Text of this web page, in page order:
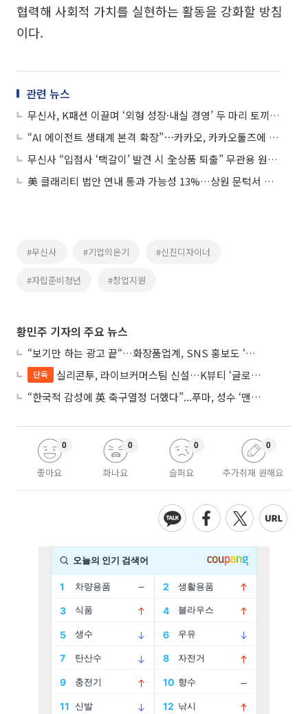
협력해 사회적 가치를 실현하는 활동을 강화할 방침
이다.
관련 뉴스
무신사, K패션 이끌며 ‘외형 성장·내실 경영’ 두 마리 토끼 잡아
“AI 에이전트 생태계 본격 확장”⋯카카오, 카카오툴즈에 올리브영ㆍ무신사 등 추가
무신사 “입점사 ‘택갈이’ 발견 시 全상품 퇴출” 무관용 원칙 발표
美 클래리티 법안 연내 통과 가능성 13%…상원 문턱서 제동
#무신사 #기업의온기 #신진디자이너
#자립준비청년 #창업지원
황민주 기자의 주요 뉴스
“보기만 하는 광고 끝“…화장품업계, SNS 홍보도 ‘참여형 콘텐츠’로 변모
단독
실리콘투, 라이브커머스팀 신설…K뷰티 ‘글로벌 판매망’ 확대 속도
“한국적 감성에 英 축구열정 더했다”...푸마, 성수 ‘맨시티 하우스’ 팝업
좋아요
0
화나요
0
슬퍼요
0
추가취재 원해요
0